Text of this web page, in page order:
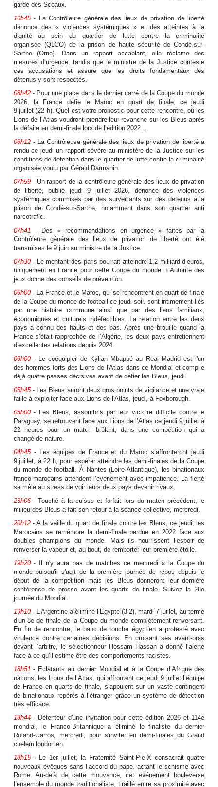
garde des Sceaux.
10h45- La Contrôleure générale des lieux de privation de liberté
dénonce des « violences systémiques » et des atteintes à la
dignité au sein du quartier de lutte contre la criminalité
organisée (QLCO) de la prison de haute sécurité de Condé-sur-
Sarthe (Orne). Dans un rapport accablant, elle réclame des
mesures d’urgence, tandis que le ministre de la Justice conteste
ces accusations et assure que les droits fondamentaux des
détenus y sont respectés.
08h42- Pour une place dans le dernier carré de la Coupe du monde
2026, la France défie le Maroc en quart de finale, ce jeudi
9 juillet (22 h). Quel est votre pronostic pour cette rencontre, où les
Lions de l’Atlas voudront prendre leur revanche sur les Bleus après
la défaite en demi-finale lors de l’édition 2022…
08h12- La Contrôleuse générale des lieux de privation de liberté a
rendu ce jeudi un rapport sévère au ministère de la Justice sur les
conditions de détention dans le quartier de lutte contre la criminalité
organisée voulu par Gérald Darmanin.
07h59- Un rapport de la contrôleure générale des lieux de privation
de liberté, publié jeudi 9 juillet 2026, dénonce des violences
systémiques commises par des surveillants sur des détenus à la
prison de Condé-sur-Sarthe, notamment dans son quartier anti
narcotrafic.
07h41 - Des « recommandations en urgence » faites par la
Contrôleure générale des lieux de privation de liberté ont été
transmises le 9 juin au ministre de la Justice.
07h30- Le montant des paris pourrait atteindre 1,2 milliard d’euros,
uniquement en France pour cette Coupe du monde. L’Autorité des
jeux donne des conseils de prévention.
06h00- La France et le Maroc, qui se rencontrent en quart de finale
de la Coupe du monde de football ce jeudi soir, sont intimement liés
par une histoire commune ainsi que par des liens familiaux,
économiques et culturels indéfectibles. La relation entre les deux
pays a connu des hauts et des bas. Après une brouille quand la
France s’était rapprochée de l’Algérie, les deux pays entretiennent
d’excellentes relations depuis 2024.
06h00- Le coéquipier de Kylian Mbappé au Real Madrid est l'un
des hommes forts des Lions de l'Atlas dans ce Mondial et compile
déjà quatre passes décisives avant de défier les Bleus, jeudi.
05h45- Les Bleus auront deux gros points de vigilance et une vraie
faille à exploiter face aux Lions de l'Atlas, jeudi, à Foxborough.
05h00- Les Bleus, assombris par leur victoire difficile contre le
Paraguay, se retrouvent face aux Lions de l’Atlas ce jeudi 9 juillet à
22 heures pour un match brûlant, dans une compétition qui a
changé de nature.
04h45- Les équipes de France et du Maroc s’affronteront jeudi
9 juillet, à 22 h, pour espérer atteindre les demi-finales de la Coupe
du monde de football. À Nantes (Loire-Atlantique), les binationaux
franco-marocains attendent l’événement avec impatience. La fierté
se mêle au stress de voir leurs deux pays devenir rivaux.
23h06- Touché à la cuisse et forfait lors du match précédent, le
milieu des Bleus a fait son retour à la séance collective, mercredi.
20h12- A la veille du quart de finale contre les Bleus, ce jeudi, les
Marocains se remémore la demi-finale perdue en 2022 face aux
doubles champions du monde. Mais ils nourrissent l’espoir de
renverser la vapeur et, au bout, de remporter leur première étoile.
19h20- Il n'y aura pas de matches ce mercredi à la Coupe du
monde puisqu'il s'agit de la première journée de repos depuis le
début de la compétition mais les Bleus donneront leur dernière
conférence de presse avant les quarts de finale. Suivez la 28e
journée du Mondial.
19h10- L’Argentine a éliminé l’Égypte (3-2), mardi 7 juillet, au terme
d’un 8e de finale de la Coupe du monde complètement renversant.
En fin de rencontre, le banc de touche égyptien a protesté avec
virulence contre certaines décisions. En croisant ses avant-bras
devant l’arbitre, le sélectionneur Hossam Hassan a donné l’alerte
face à ce qu’il estime être des comportements racistes.
18h51 - Eclatants au dernier Mondial et à la Coupe d’Afrique des
nations, les Lions de l’Atlas, qui affrontent ce jeudi 9 juillet l’équipe
de France en quarts de finale, s’appuient sur un vaste contingent
de binationaux repérés à l’étranger grâce un système de détection
très efficace.
18h44- Détenteur d'une invitation pour cette édition 2026 et 114e
mondial, le Franco-Britannique a éliminé le finaliste du dernier
Roland-Garros, mercredi, pour s'inviter en demi-finales du Grand
chelem londonien.
18h15- Le 1er juillet, la Fraternité Saint-Pie-X consacrait quatre
nouveaux évêques sans l’accord du pape, actant le schisme avec
Rome. Au-delà de cette mouvance, cet événement bouleverse
l’ensemble du monde traditionaliste, tiraillé entre sa proximité avec